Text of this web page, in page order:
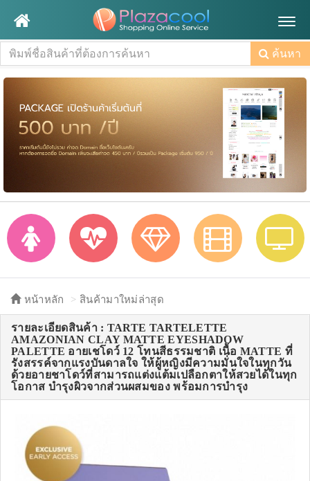
ค้นหา
หน้าหลัก สินค้ามาใหม่ล่าสุด
รายละเอียดสินค้า : TARTE TARTELETTE
AMAZONIAN CLAY MATTE EYESHADOW
PALETTE อายเชโดว์ 12 โทนสีธรรมชาติ เนื้อ MATTE ที่
รังสรรค์จากแรงบันดาลใจ ให้ผู้หญิงมีความมั่นใจในทุกวัน
ด้วยอายชาโดว์ที่สามารถแต่งแต้มเปลือกตาให้สวยได้ในทุก
โอกาส บำรุงผิวจากส่วนผสมของ พร้อมการบำรุง